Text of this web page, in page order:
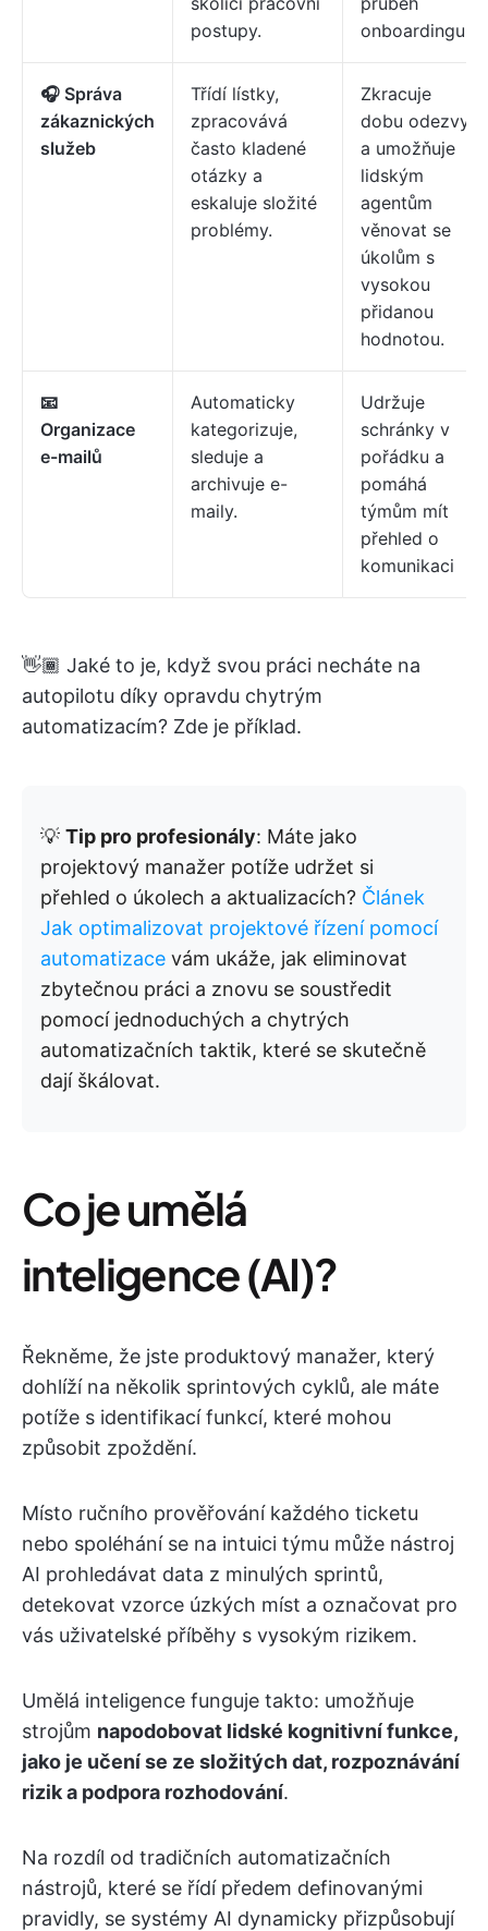
postupy.
onboardingu.
🎧 Správa
zákaznických
služeb
Třídí lístky,
zpracovává
často kladené
otázky a
eskaluje složité
problémy.
Zkracuje
dobu odezvy
a umožňuje
lidským
agentům
věnovat se
úkolům s
vysokou
přidanou
hodnotou.
📧
Organizace
e-mailů
Automaticky
kategorizuje,
sleduje a
archivuje e-
maily.
Udržuje
schránky v
pořádku a
pomáhá
týmům mít
přehled o
komunikaci
👋🏾 Jaké to je, když svou práci necháte na
autopilotu díky opravdu chytrým
automatizacím? Zde je příklad.
💡 Tip pro profesionály: Máte jako
projektový manažer potíže udržet si
přehled o úkolech a aktualizacích? Článek
Jak optimalizovat projektové řízení pomocí
automatizace vám ukáže, jak eliminovat
zbytečnou práci a znovu se soustředit
pomocí jednoduchých a chytrých
automatizačních taktik, které se skutečně
dají škálovat.
Co je umělá
inteligence (AI)?
Řekněme, že jste produktový manažer, který
dohlíží na několik sprintových cyklů, ale máte
potíže s identifikací funkcí, které mohou
způsobit zpoždění.
Místo ručního prověřování každého ticketu
nebo spoléhání se na intuici týmu může nástroj
AI prohledávat data z minulých sprintů,
detekovat vzorce úzkých míst a označovat pro
vás uživatelské příběhy s vysokým rizikem.
Umělá inteligence funguje takto: umožňuje
strojům napodobovat lidské kognitivní funkce,
jako je učení se ze složitých dat, rozpoznávání
rizik a podpora rozhodování.
Na rozdíl od tradičních automatizačních
nástrojů, které se řídí předem definovanými
pravidly, se systémy AI dynamicky přizpůsobují